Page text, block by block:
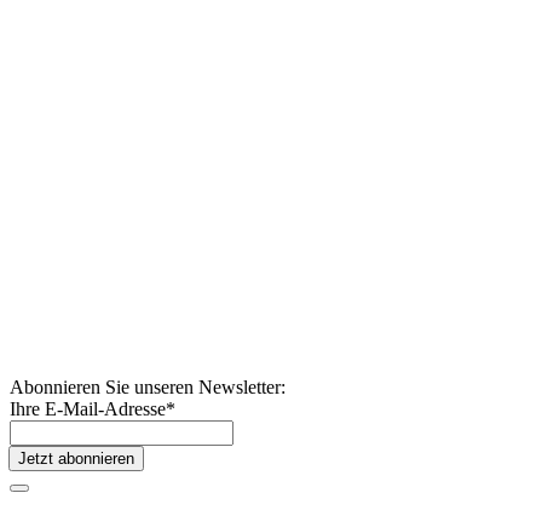
Abonnieren Sie unseren Newsletter:
Ihre E-Mail-Adresse*
Jetzt abonnieren